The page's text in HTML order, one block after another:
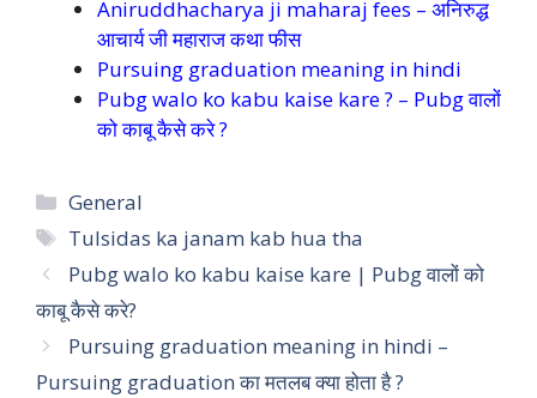
Aniruddhacharya ji maharaj fees – अनिरुद्ध
आचार्य जी महाराज कथा फीस
Pursuing graduation meaning in hindi
Pubg walo ko kabu kaise kare ? – Pubg वालों
को काबू कैसे करे ?
Categories
General
Tags
Tulsidas ka janam kab hua tha
Pubg walo ko kabu kaise kare | Pubg वालों को
काबू कैसे करे?
Pursuing graduation meaning in hindi –
Pursuing graduation का मतलब क्या होता है ?